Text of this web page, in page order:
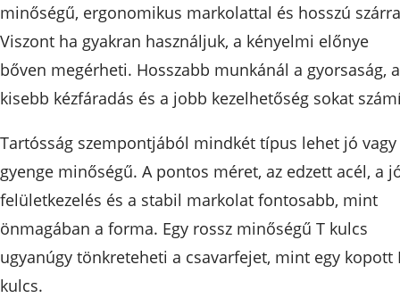
minőségű, ergonomikus markolattal és hosszú
Viszont ha gyakran használjuk, a kényelmi előnye
bőven megérheti. Hosszabb munkánál a gyorsaság, a
kisebb kézfáradás és a jobb kezelhetőség sokat
Tartósság szempontjából mindkét típus lehet jó vagy
gyenge minőségű. A pontos méret, az edzett acél, a
felületkezelés és a stabil markolat fontosabb, mint
önmagában a forma. Egy rossz minőségű T kulcs
ugyanúgy tönkreteheti a csavarfejet, mint egy kopott
kulcs.